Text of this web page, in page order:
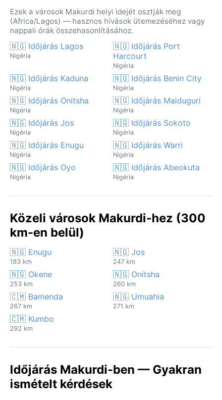
Ezek a városok Makurdi helyi idejét osztják meg
(Africa/Lagos) — hasznos hívások ütemezéséhez vagy
nappali órák összehasonlításához.
🇳🇬 Időjárás Lagos
Nigéria
🇳🇬 Időjárás Port
Harcourt
Nigéria
🇳🇬 Időjárás Kaduna
Nigéria
🇳🇬 Időjárás Benin City
Nigéria
🇳🇬 Időjárás Onitsha
Nigéria
🇳🇬 Időjárás Maiduguri
Nigéria
🇳🇬 Időjárás Jos
Nigéria
🇳🇬 Időjárás Sokoto
Nigéria
🇳🇬 Időjárás Enugu
Nigéria
🇳🇬 Időjárás Warri
Nigéria
🇳🇬 Időjárás Oyo
Nigéria
🇳🇬 Időjárás Abeokuta
Nigéria
Közeli városok Makurdi-hez (300
km-en belül)
🇳🇬 Enugu
183 km
🇳🇬 Jos
247 km
🇳🇬 Okene
253 km
🇳🇬 Onitsha
260 km
🇨🇲 Bamenda
267 km
🇳🇬 Umuahia
271 km
🇨🇲 Kumbo
292 km
Időjárás Makurdi-ben — Gyakran
ismételt kérdések